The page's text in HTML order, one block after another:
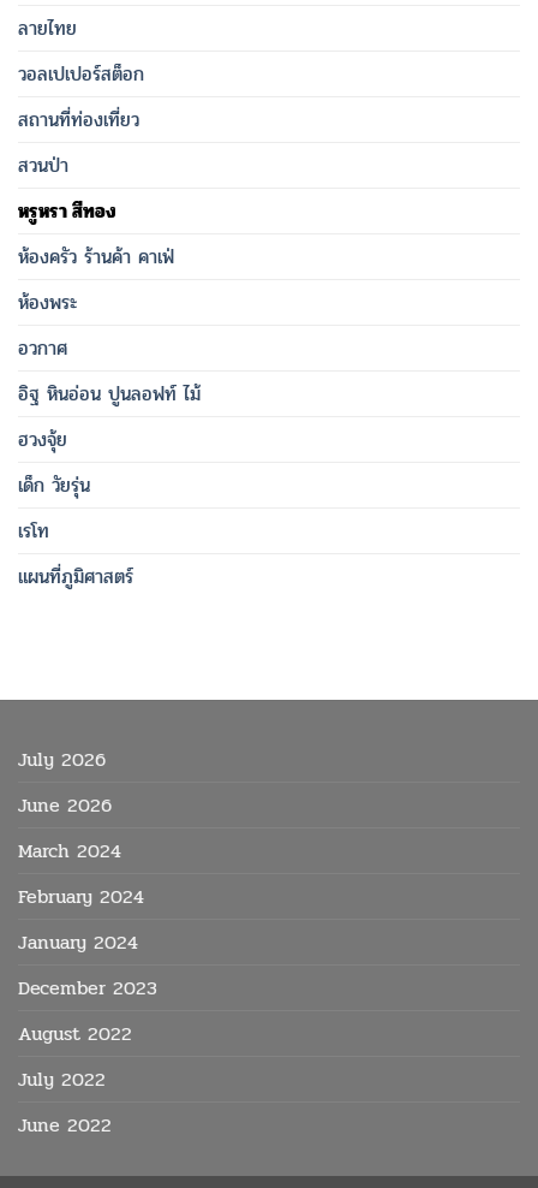
ลายไทย
วอลเปเปอร์สต็อก
สถานที่ท่องเที่ยว
สวนป่า
หรูหรา สีทอง
ห้องครัว ร้านค้า คาเฟ่
ห้องพระ
อวกาศ
อิฐ หินอ่อน ปูนลอฟท์ ไม้
ฮวงจุ้ย
เด็ก วัยรุ่น
เรโท
แผนที่ภูมิศาสตร์
July 2026
June 2026
March 2024
February 2024
January 2024
December 2023
August 2022
July 2022
June 2022